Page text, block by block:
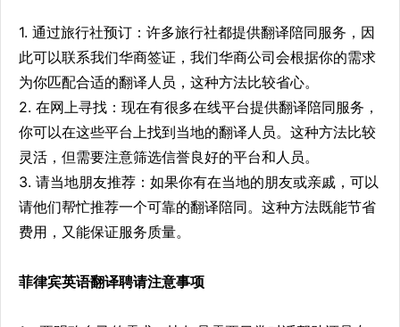
1. 通过旅行社预订：许多旅行社都提供翻译陪同服务，因
此可以联系我们华商签证，我们华商公司会根据你的需求
为你匹配合适的翻译人员，这种方法比较省心。
2. 在网上寻找：现在有很多在线平台提供翻译陪同服务，
你可以在这些平台上找到当地的翻译人员。这种方法比较
灵活，但需要注意筛选信誉良好的平台和人员。
3. 请当地朋友推荐：如果你有在当地的朋友或亲戚，可以
请他们帮忙推荐一个可靠的翻译陪同。这种方法既能节省
费用，又能保证服务质量。
菲律宾英语翻译聘请注意事项